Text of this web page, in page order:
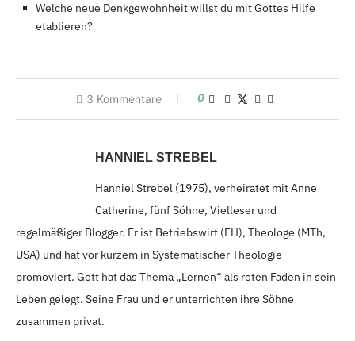
Welche neue Denkgewohnheit willst du mit Gottes Hilfe
etablieren?
3 Kommentare 0
HANNIEL STREBEL
Hanniel Strebel (1975), verheiratet mit Anne
Catherine, fünf Söhne, Vielleser und
regelmäßiger Blogger. Er ist Betriebswirt (FH), Theologe (MTh,
USA) und hat vor kurzem in Systematischer Theologie
promoviert. Gott hat das Thema „Lernen“ als roten Faden in sein
Leben gelegt. Seine Frau und er unterrichten ihre Söhne
zusammen privat.